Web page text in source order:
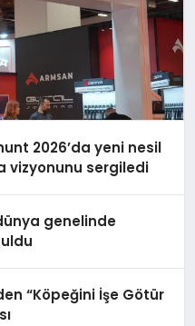
2026’da yeni nesil
vizyonunu sergiledi
genelinde
“Köpeğini İşe Götür